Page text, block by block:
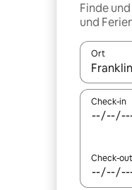
Finde
und
Ort
Wenn
Check-in
Check-out